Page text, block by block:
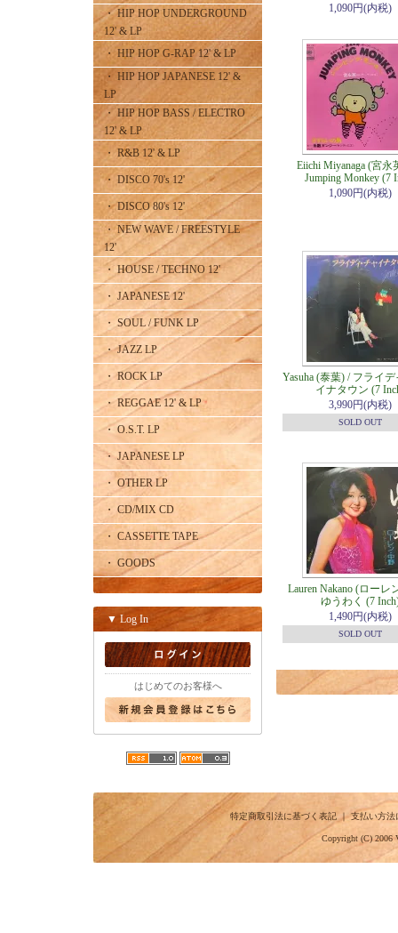
・ HIP HOP UNDERGROUND
12' & LP
・ HIP HOP G-RAP 12' & LP
・ HIP HOP JAPANESE 12' &
LP
・ HIP HOP BASS / ELECTRO
12' & LP
・ R&B 12' & LP
・ DISCO 70's 12'
・ DISCO 80's 12'
・ NEW WAVE / FREESTYLE
12'
・ HOUSE / TECHNO 12'
・ JAPANESE 12'
・ SOUL / FUNK LP
・ JAZZ LP
・ ROCK LP
・ REGGAE 12' & LP
・ O.S.T. LP
・ JAPANESE LP
・ OTHER LP
・ CD/MIX CD
・ CASSETTE TAPE
・ GOODS
▼ Log In
はじめてのお客様へ
1,090円(内税)
Eiichi Miyanaga (宮永
Jumping Monkey (7
1,090円(内税)
Yasuha (泰葉) / フライ
イナタウン (7
3,990円(内税)
SOLD OUT
Lauren Nakano (ローレ
ゆうわく (7
1,490円(内税)
SOLD OUT
特定商取引法に基づく表記｜支払い方法
Copyright (C) 2006